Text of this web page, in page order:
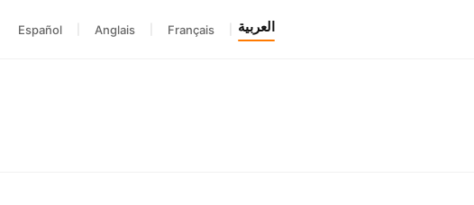
العربية Français
Anglais
Español